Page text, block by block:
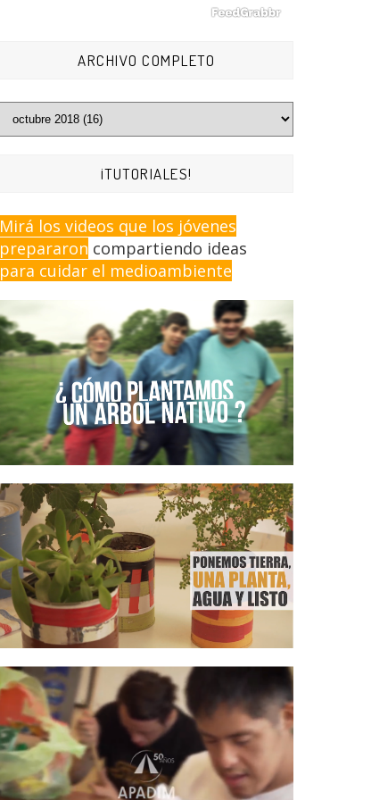
ARCHIVO COMPLETO
¡TUTORIALES!
Mirá los videos que los jóvenes
prepararon compartiendo ideas
para cuidar el medioambiente